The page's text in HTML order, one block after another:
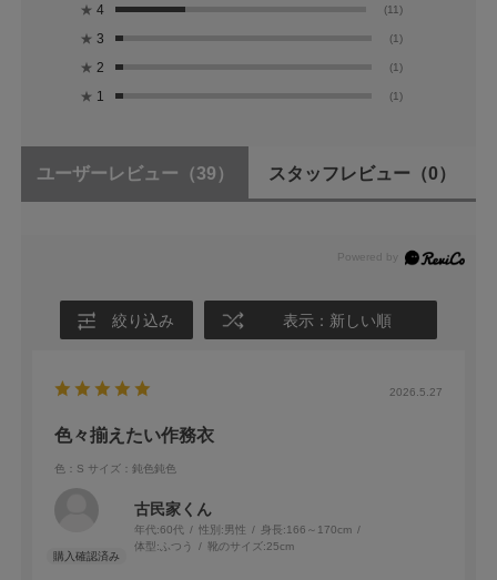
★ 4 (11)
★ 3 (1)
★ 2 (1)
★ 1 (1)
ユーザーレビュー （39） スタッフレビュー （0）
絞り込み 表示：新しい順
2026.5.27
色々揃えたい作務衣
色：S サイズ：鈍色鈍色
古民家くん
年代:60代 性別:男性 身長:166～170cm
体型: ふつう 靴のサイズ:25cm